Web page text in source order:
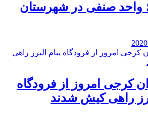
پلمب ۶ واحد صنفی در شهرستان
کرجی امروز از فرودگاه
راهی کیش شدند